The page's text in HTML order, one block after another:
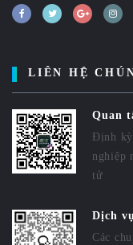
LIÊN HỆ
Quan
Định
nghiệp
tử
Dịch
Các